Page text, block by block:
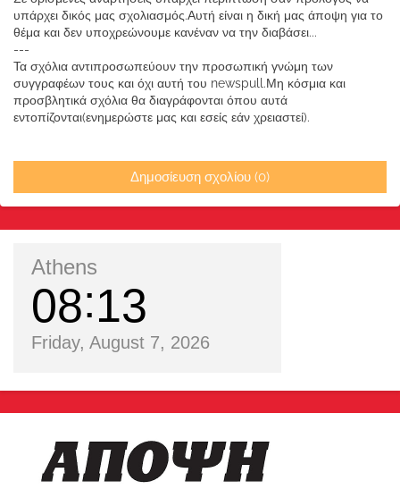
υπάρχει δικός μας σχολιασμός.Αυτή είναι η δική μας άποψη για το
θέμα και δεν υποχρεώνουμε κανέναν να την διαβάσει...
---
Τα σχόλια αντιπροσωπεύουν την προσωπική γνώμη των
συγγραφέων τους και όχι αυτή του newspull.Μη κόσμια και
προσβλητικά σχόλια θα διαγράφονται όπου αυτά
εντοπίζονται(ενημερώστε μας και εσείς εάν χρειαστεί).
Δημοσίευση σχολίου (0)
Athens
08 13
Friday, August 7, 2026